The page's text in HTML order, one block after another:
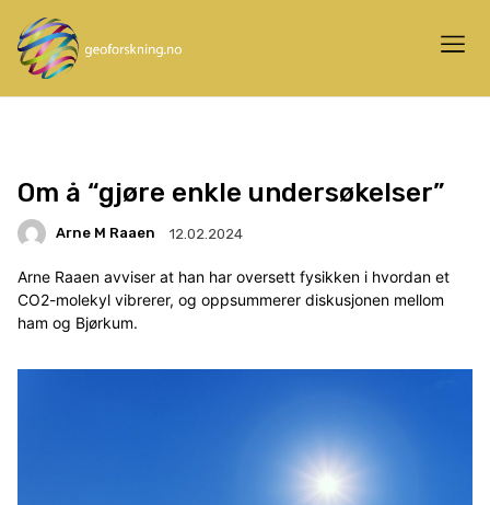
Om å “gjøre enkle undersøkelser”
Arne M Raaen 12.02.2024
Arne Raaen avviser at han har oversett fysikken i hvordan et
CO2-molekyl vibrerer, og oppsummerer diskusjonen mellom
ham og Bjørkum.